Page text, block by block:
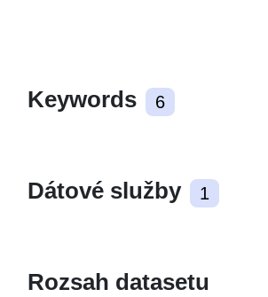
Keywords 6
Dátové služby 1
Rozsah datasetu